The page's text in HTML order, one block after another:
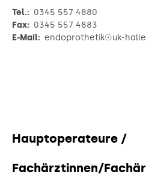
Tel.: 0345 557 4880
Fax: 0345 557 4883
E-Mail: endoprothetik☉uk-
Hauptoperateure /
Fachärztinnen/